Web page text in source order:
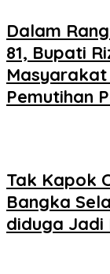
Dalam
81, Bupati
Pemutihan
Tak Kapok
Bangka
diduga Jadi